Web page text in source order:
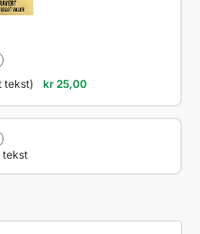
tekst) kr 25,00
tekst